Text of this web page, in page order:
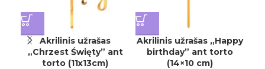
Akrilinis užrašas
„Chrzest Święty” ant
torto (11x13cm)
Akrilinis užrašas „Happy
birthday” ant torto
(14×10 cm)